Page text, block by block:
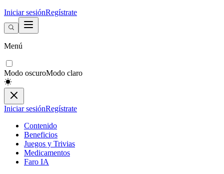
Iniciar sesiónRegístrate
Menú
Modo oscuroModo claro
Iniciar sesiónRegístrate
Contenido
Beneficios
Juegos y Trivias
Medicamentos
Faro IA